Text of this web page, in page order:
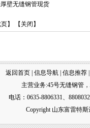
壁无缝钢管现货
】 【 关闭 】
返回首页 信息导航 信息推荐
主营业务:45号无缝钢管，
电话：0635-8806331、
Copyright 山东富雷特